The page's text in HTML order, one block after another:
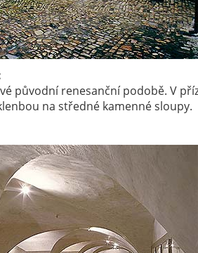
původní renesanční podobě. V
na středné kamenné sloupy.